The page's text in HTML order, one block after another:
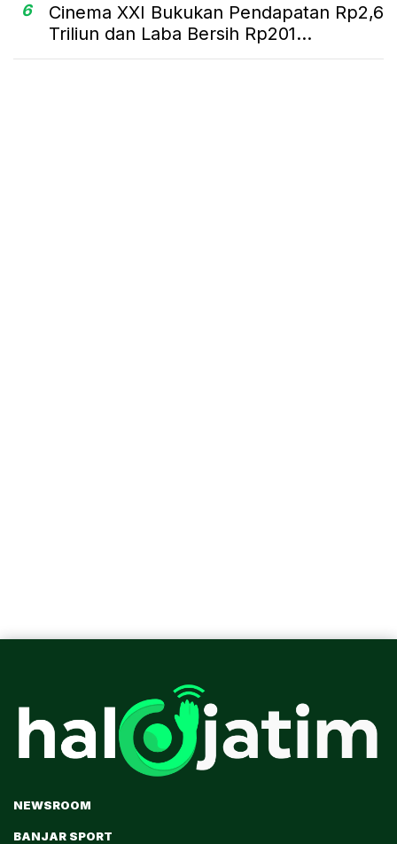
6
Cinema XXI Bukukan Pendapatan Rp2,6
Triliun dan Laba Bersih Rp201...
NEWSROOM
BANJAR SPORT